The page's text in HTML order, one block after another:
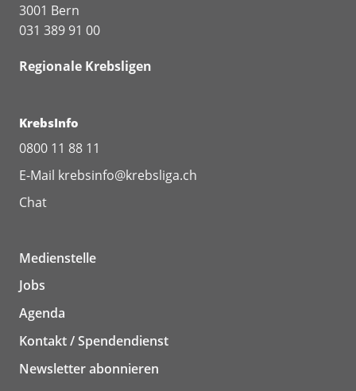
3001 Bern
031 389 91 00
Regionale Krebsligen
KrebsInfo
0800 11 88 11
E-Mail krebsinfo@krebsliga.ch
Chat
Medienstelle
Jobs
Agenda
Kontakt / Spendendienst
Newsletter abonnieren